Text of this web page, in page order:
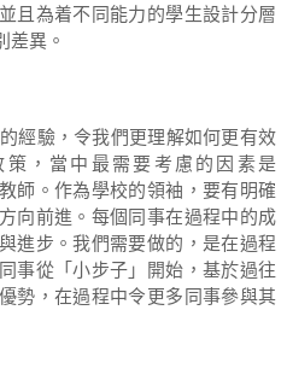
且為着不同能力的學生設計分層
差異。
經驗，令我們更理解如何更有效
，當中最需要考慮的因素是
師。作為學校的領袖，要有明確
向前進。每個同事在過程中的成
進步。我們需要做的，是在過程
事從「小步子」開始，基於過往
勢，在過程中令更多同事參與其